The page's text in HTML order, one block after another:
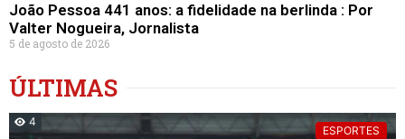
João Pessoa 441 anos: a fidelidade na berlinda : Por
Valter Nogueira, Jornalista
5 de agosto de 2026
ÚLTIMAS
4
ESPORTES